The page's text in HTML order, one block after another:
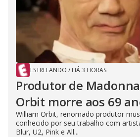
ESTRELANDO / HÁ 3 HORAS
Produtor de
Orbit morre aos 69
William Orbit, renomado produtor
conhecido por seu trabalho com
Blur, U2, Pink e All...